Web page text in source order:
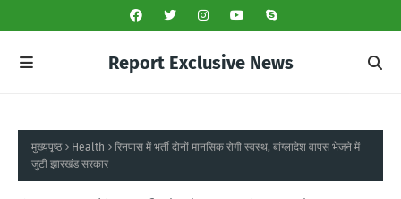
Report Exclusive News
मुख्यपृष्ठ Health
रिनपास में भर्ती दोनों मानसिक रोगी स्वस्थ, बांग्लादेश वापस भेजने में
जुटी झारखंड सरकार